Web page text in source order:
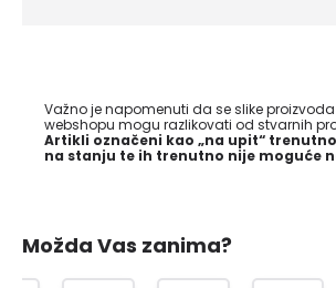
Važno je napomenuti da se slike
webshopu mogu razlikovati od stvarnih
Artikli označeni kao „na upit“
na stanju te ih trenutno nije moguće
Možda Vas zanima?